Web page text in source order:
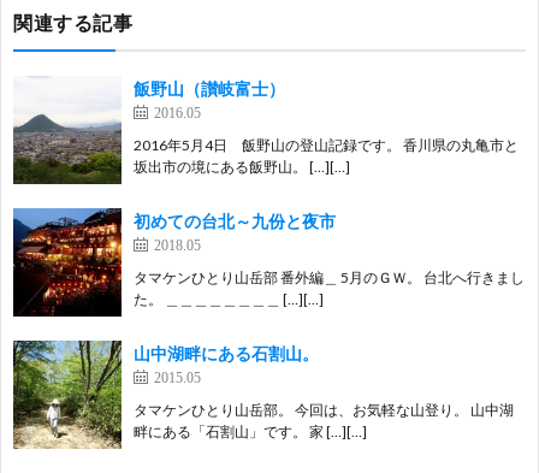
関連する記事
飯野山（讃岐富士）
2016.05
2016年5月4日 飯野山の登山記録です。 香川県の丸亀市と
坂出市の境にある飯野山。 […][…]
初めての台北～九份と夜市
2018.05
タマケンひとり山岳部 番外編＿ 5月のＧＷ。 台北へ行きまし
た。 ＿＿＿＿＿＿＿＿ […][…]
山中湖畔にある石割山。
2015.05
タマケンひとり山岳部。 今回は、お気軽な山登り。 山中湖
畔にある「石割山」です。 家 […][…]